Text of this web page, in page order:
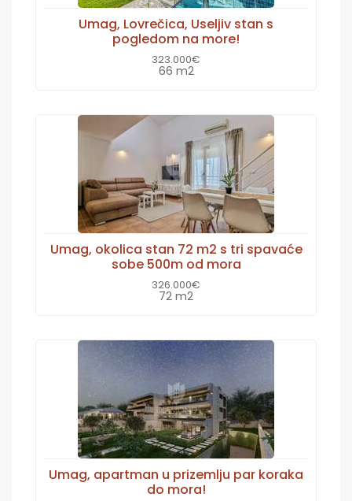
Umag, Lovrečica, Useljiv stan s
pogledom na more!
323.000€
66 m2
Umag, okolica stan 72 m2 s tri spavaće
sobe 500m od mora
326.000€
72 m2
Umag, apartman u prizemlju par koraka
do mora!